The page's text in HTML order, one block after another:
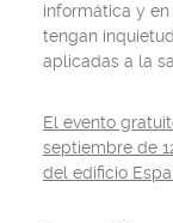
informática y
tengan
aplicadas a la
El evento
septiembre de
del edificio